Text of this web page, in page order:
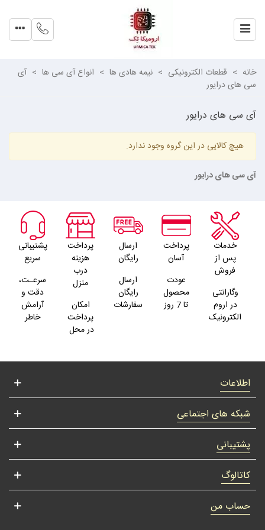
خانه > قطعات الکترونیکی > نیمه هادی ها > انواع آی سی ها > آی
سی های درایور
آی سی های درایور
هیچ کالایی در این گروه وجود ندارد.
آی سی های درایور
خدمات
پس از
فروش
وگارانتی
در اروم
الکترونیک
پرداخت
آسان
عودت
محصول
تا 7 روز
ارسال
رایگان
ارسال
رایگان
سفارشات
پرداخت
هزینه
درب
منزل
امکان
پرداخت
در محل
پشتیبانی
سریع
سرعـت،
دقت و
آرامش
خاطر
اطلاعات
شبکه های اجتماعی
پشتیبانی
کاتالوگ
حساب من